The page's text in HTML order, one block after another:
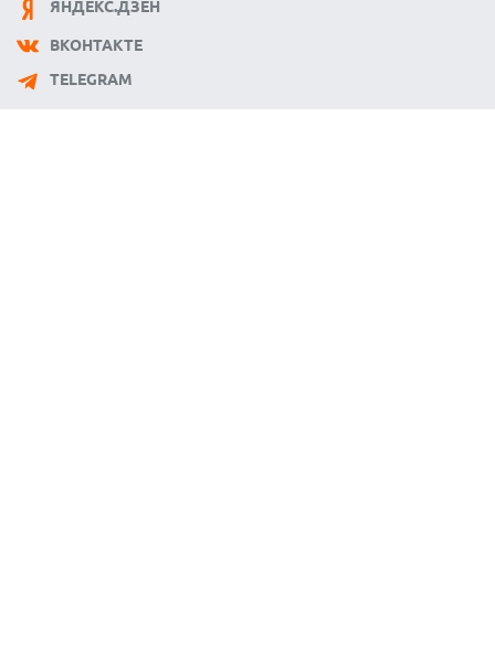
ЯНДЕКС.ДЗЕН
ВКОНТАКТЕ
TELEGRAM